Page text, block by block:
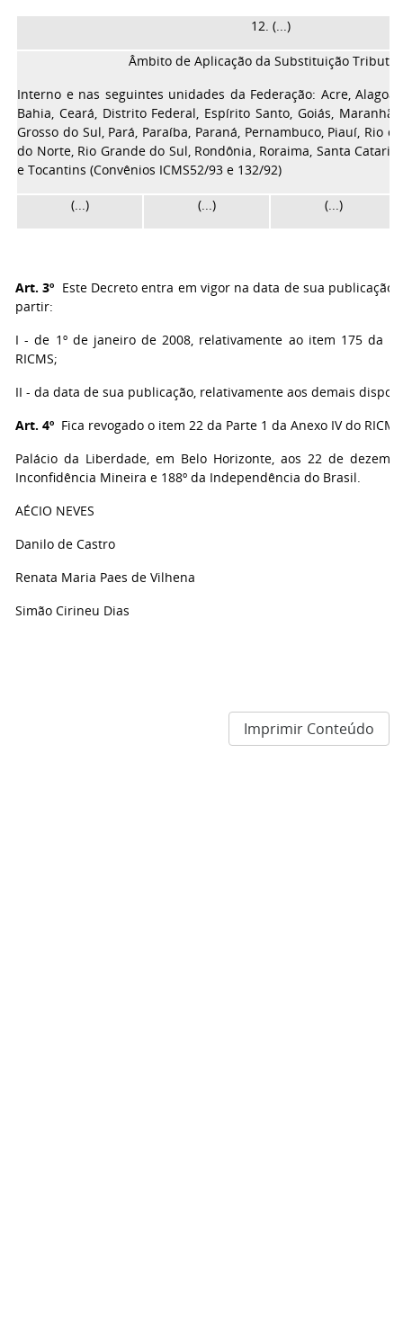
12. (...)
Âmbito de Aplicação da Substituição
Interno e nas seguintes unidades da Federação: Acre,
Bahia, Ceará, Distrito Federal, Espírito Santo, Goiás,
Grosso do Sul, Pará, Paraíba, Paraná, Pernambuco, Piauí, Rio
do Norte, Rio Grande do Sul, Rondônia, Roraima, Santa
e Tocantins (Convênios ICMS52/93 e 132/92)
(...) (...) (...)
Art. 3º Este Decreto entra em vigor na data de sua
partir:
I - de 1º de janeiro de 2008, relativamente ao item 175 da
RICMS;
II - da data de sua publicação, relativamente aos demais
Art. 4º Fica revogado o item 22 da Parte 1 da Anexo IV do
Palácio da Liberdade, em Belo Horizonte, aos 22 de
Inconfidência Mineira e 188º da Independência do Brasil.
AÉCIO NEVES
Danilo de Castro
Renata Maria Paes de Vilhena
Simão Cirineu Dias
Imprimir Conteúdo